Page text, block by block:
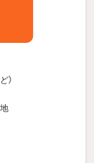
）